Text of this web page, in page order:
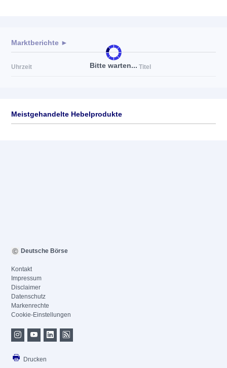
Bitte warten...
Marktberichte ►
Uhrzeit Titel
Meistgehandelte Hebelprodukte
Deutsche Börse
Kontakt
Impressum
Disclaimer
Datenschutz
Markenrechte
Cookie-Einstellungen
Drucken